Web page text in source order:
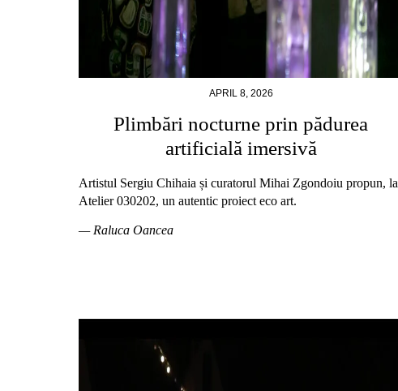
APRIL 8, 2026
Plimbări nocturne prin pădurea
artificială imersivă
Artistul Sergiu Chihaia și curatorul Mihai Zgondoiu propun, la
Atelier 030202, un autentic proiect eco art.
— Raluca Oancea